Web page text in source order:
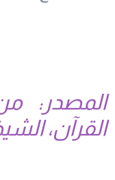
المصدر:
القرآن،